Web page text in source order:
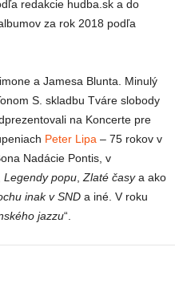
redakcie hudba.sk a do
za rok 2018 podľa
a Jamesa Blunta. Minulý
S. skladbu Tváre slobody
na Koncerte pre
Peter Lipa – 75 rokov v
Nadácie Pontis, v
Legendy popu Zlaté časya ako
inak v SND a iné. V roku
jazzu“.